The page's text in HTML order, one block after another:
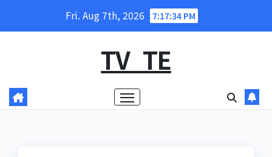
Fri. Aug 7th, 2026 7:17:35 PM
TV_TE